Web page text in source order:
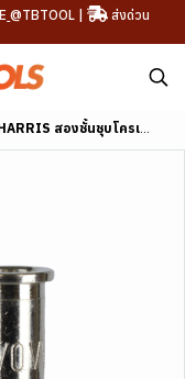
@TBTOOL |
ส่งด่วน
สองชั้นชุบโครเมียม รุ่น 1.1/2